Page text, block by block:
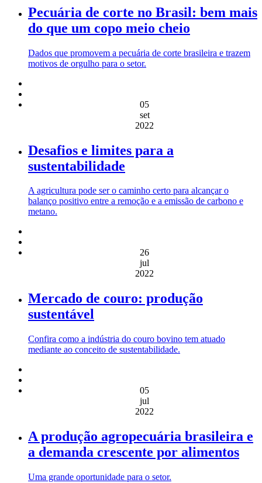
Pecuária de corte no Brasil: bem mais
do que um copo meio cheio
Dados que promovem a pecuária de corte brasileira e trazem
motivos de orgulho para o setor.
05
set
2022
Desafios e limites para a
sustentabilidade
A agricultura pode ser o caminho certo para alcançar o
balanço positivo entre a remoção e a emissão de carbono e
metano.
26
jul
2022
Mercado de couro: produção
sustentável
Confira como a indústria do couro bovino tem atuado
mediante ao conceito de sustentabilidade.
05
jul
2022
A produção agropecuária brasileira e
a demanda crescente por alimentos
Uma grande oportunidade para o setor.